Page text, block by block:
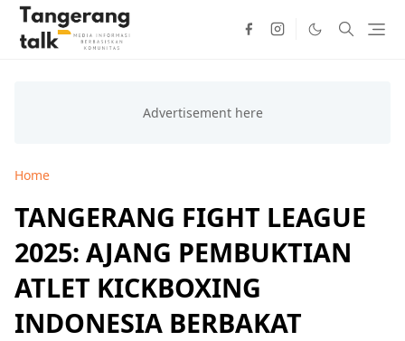
Home
TANGERANG FIGHT LEAGUE
2025: AJANG PEMBUKTIAN
ATLET KICKBOXING
INDONESIA BERBAKAT